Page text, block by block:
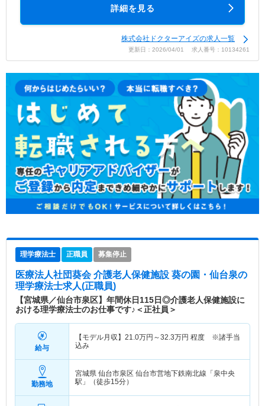
詳細を見る
株式会社ドクターアイズの求人一覧
更新日：2026/04/01 求人番号：10134261
理学療法士 正職員 募集停止
医療法人社団葵会 介護老人保健施設 葵の園・仙台泉の
理学療法士求人(正職員)
【宮城県／仙台市泉区】年間休日115日◎介護老人保健施設に
おける理学療法士のお仕事です♪＜正社員＞
給与
【モデル月収】 21.0万円～32.3万円 程度 ※諸手当
込み
勤務地
宮城県 仙台市泉区 仙台市営地下鉄南北線「泉中央
駅」（徒歩15分）